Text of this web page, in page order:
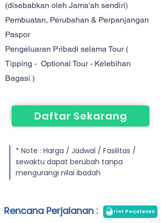
(disebabkan oleh Jama'ah sendiri)
Pembuatan, Perubahan & Perpanjangan
Paspor
Pengeluaran Pribadi selama Tour (
Tipping - Optional Tour - Kelebihan
Bagasi )
Daftar Sekarang
* Note : Harga / Jadwal / Fasilitas /
sewaktu dapat berubah tanpa
mengurangi nilai ibadah
Rencana Perjalanan : Print Perjalanan